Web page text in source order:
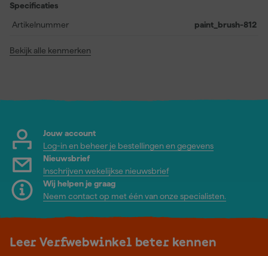
Specificaties
Artikelnummer
paint_brush-812
Bekijk alle kenmerken
Jouw account
Log-in en beheer je bestellingen en gegevens
Nieuwsbrief
Inschrijven wekelijkse nieuwsbrief
Wij helpen je graag
Neem contact op met één van onze specialisten.
Leer Verfwebwinkel beter kennen